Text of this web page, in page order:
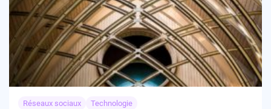
Réseaux sociaux Technologie